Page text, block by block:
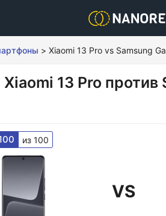
> Xiaomi 13 Pro vs Samsung
13 Pro против
из 100
VS